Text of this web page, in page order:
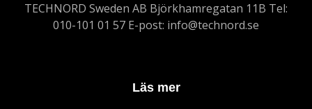
TECHNORD Sweden AB Björkhamregatan 11B Tel:
010-101 01 57 E-post: info@technord.se
Läs mer